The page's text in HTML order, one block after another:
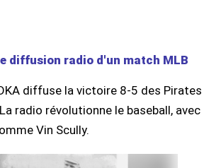
diffusion radio d'un match MLB
diffuse la victoire 8-5 des Pirates
radio révolutionne le baseball, avec
Vin Scully.